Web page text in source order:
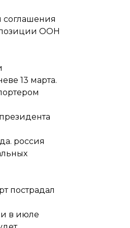
соглашения
позиции ООН
13 марта.
президента
россия
пострадал
в июле